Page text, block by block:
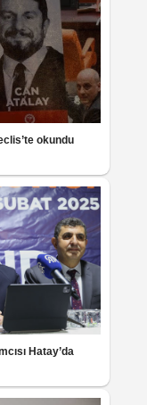
okundu
Hatay’da